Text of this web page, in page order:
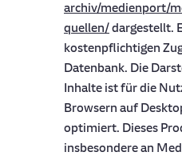
archiv/medienport/
quellen/dargestellt.
kostenpflichtigen
Datenbank. Die
Inhalte ist für die
Browsern auf
optimiert. Dieses
insbesondere an